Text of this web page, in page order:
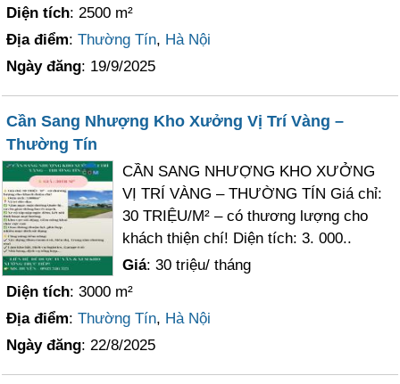
Diện tích: 2500 m²
Địa điểm:Thường Tín, Hà Nội
Ngày đăng: 19/9/2025
Cần Sang Nhượng Kho Xưởng Vị Trí Vàng –
Thường Tín
CẦN SANG NHƯỢNG KHO XƯỞNG
VỊ TRÍ VÀNG – THƯỜNG TÍN Giá chỉ:
30 TRIỆU/M² – có thương lượng cho
khách thiện chí! Diện tích: 3. 000..
Giá: 30 triệu/ tháng
Diện tích: 3000 m²
Địa điểm:Thường Tín, Hà Nội
Ngày đăng: 22/8/2025